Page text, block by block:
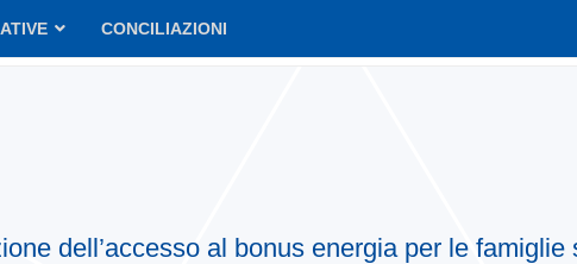
CONCILIAZIONI
dell’accesso al bonus energia per le famiglie